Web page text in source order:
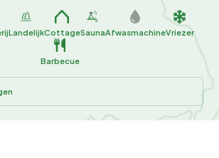
LandelijkCottageSaunaAfwasmachineVriezer
Barbecue